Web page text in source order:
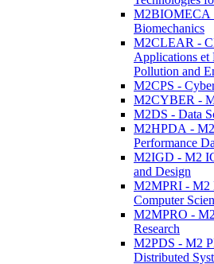
M2BIOMECA
Biomechanics
M2CLEAR -
Applications et
Pollution and
M2CPS -
M2CYBER -
M2DS - Data
M2HPDA -
Performance
M2IGD - M2
and Design
M2MPRI - M2
Computer
M2MPRO -
Research
M2PDS - M2
Distributed